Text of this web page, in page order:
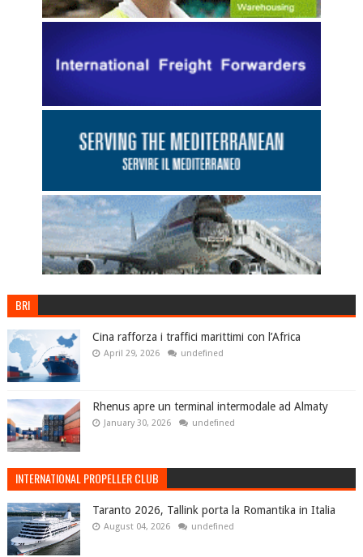
BRI
Cina rafforza i traffici marittimi con l’Africa
April 29, 2026 undefined
Rhenus apre un terminal intermodale ad Almaty
January 30, 2026 undefined
INTERNATIONAL PROPELLER CLUB
Taranto 2026, Tallink porta la Romantika in Italia
August 04, 2026 undefined